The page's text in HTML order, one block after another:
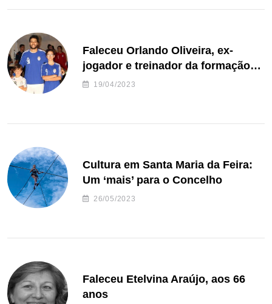
Faleceu Orlando Oliveira, ex-
jogador e treinador da formação
de andebol do Feirense
19/04/2023
Cultura em Santa Maria da Feira:
Um ‘mais’ para o Concelho
26/05/2023
Faleceu Etelvina Araújo, aos 66
anos